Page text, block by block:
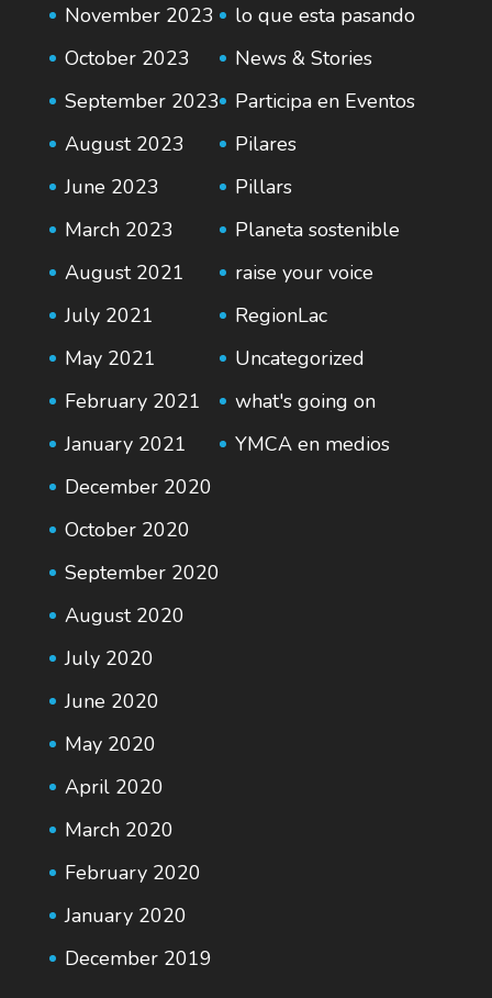
November 2023
October 2023
September 2023
August 2023
June 2023
March 2023
August 2021
July 2021
May 2021
February 2021
January 2021
December 2020
October 2020
September 2020
August 2020
July 2020
June 2020
May 2020
April 2020
March 2020
February 2020
January 2020
December 2019
lo que esta pasando
News & Stories
Participa en Eventos
Pilares
Pillars
Planeta sostenible
raise your voice
RegionLac
Uncategorized
what's going on
YMCA en medios